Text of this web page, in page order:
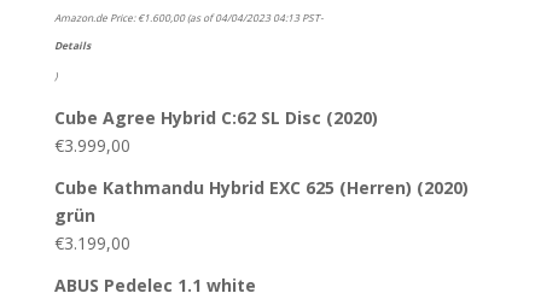
Amazon.de Price:€1.600,00(as of 04/04/2023 04:13 PST-
Details
)
Cube Agree Hybrid C:62 SL Disc (2020)
€3.999,00
Cube Kathmandu Hybrid EXC 625 (Herren) (2020)
grün
€3.199,00
ABUS Pedelec 1.1 white